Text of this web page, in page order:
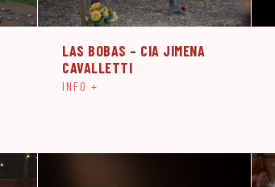
LAS BOBAS – CIA JIMENA
CAVALLETTI
INFO +